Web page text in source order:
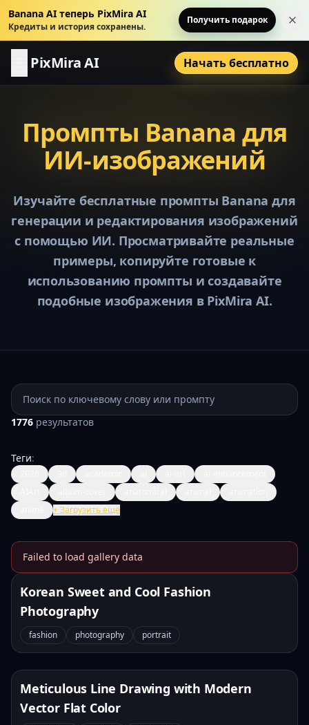
Banana AI теперь PixMira AI
Кредиты и история сохранены.
Получить подарок
PixMira AI Начать бесплатно
Промпты Banana для
ИИ-изображений
Изучайте бесплатные промпты Banana для
генерации и редактирования изображений
с помощью ИИ. Просматривайте реальные
примеры, копируйте готовые к
использованию промпты и создавайте
подобные изображения в PixMira AI.
Поиск промптов
1776 результатов
Теги:
+Загрузить ещё
Failed to load gallery data
Banana Prompts Image
Korean Sweet and Cool Fashion
Photography
fashion photography portrait
Meticulous Line Drawing with Modern
Vector Flat Color